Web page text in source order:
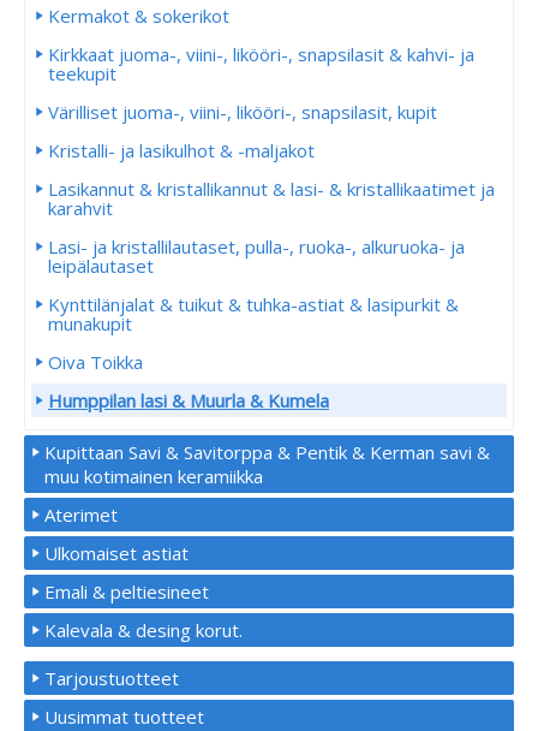
Kermakot & sokerikot
Kirkkaat juoma-, viini-, likööri-, snapsilasit & kahvi- ja
teekupit
Värilliset juoma-, viini-, likööri-, snapsilasit, kupit
Kristalli- ja lasikulhot & -maljakot
Lasikannut & kristallikannut & lasi- & kristallikaatimet ja
karahvit
Lasi- ja kristallilautaset, pulla-, ruoka-, alkuruoka- ja
leipälautaset
Kynttilänjalat & tuikut & tuhka-astiat & lasipurkit &
munakupit
Oiva Toikka
Humppilan lasi & Muurla & Kumela
Kupittaan Savi & Savitorppa & Pentik & Kerman savi &
muu kotimainen keramiikka
Aterimet
Ulkomaiset astiat
Emali & peltiesineet
Kalevala & desing korut.
Tarjoustuotteet
Uusimmat tuotteet